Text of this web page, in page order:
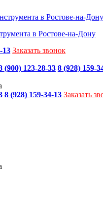
в Ростове-на-Дону
13 Заказать звонок
(900) 123-28-33 8 (928) 159-
8 (928) 159-34-13 Заказать